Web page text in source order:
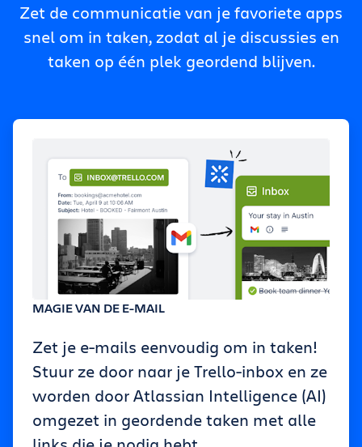
Zet de communicatie van je favoriete apps
snel om in taken, zodat al je discussies en
taken op één plek geordend blijven.
MAGIE VAN DE E-MAIL
Zet je e-mails eenvoudig om in taken!
Stuur ze door naar je Trello-inbox en ze
worden door Atlassian Intelligence (AI)
omgezet in geordende taken met alle